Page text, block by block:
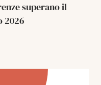
superano il
2026